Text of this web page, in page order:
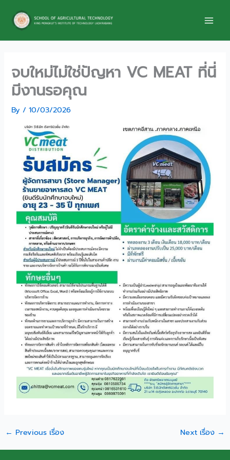
content
จบใหม่ไม่ใช่ปัญหา VC MEAT ที่นี่
มีงานรอคุณ
By/10/03/2026
← Previous เรื่อง Next เรื่อง →